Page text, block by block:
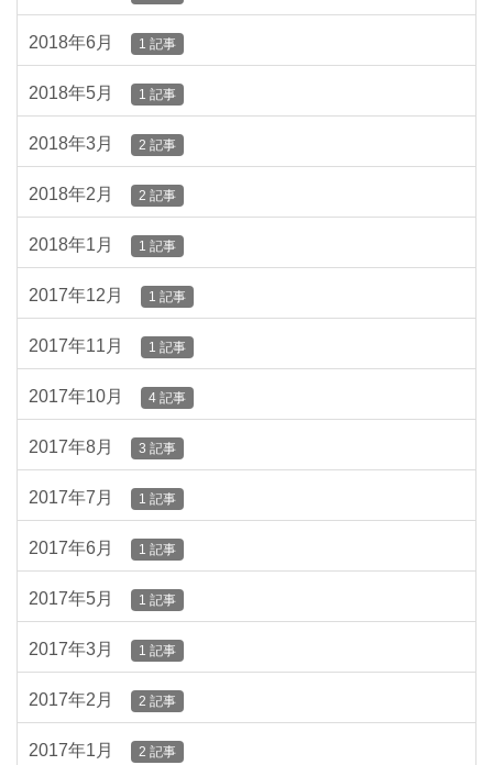
2018年6月 1 記事
2018年5月 1 記事
2018年3月 2 記事
2018年2月 2 記事
2018年1月 1 記事
2017年12月 1 記事
2017年11月 1 記事
2017年10月 4 記事
2017年8月 3 記事
2017年7月 1 記事
2017年6月 1 記事
2017年5月 1 記事
2017年3月 1 記事
2017年2月 2 記事
2017年1月 2 記事